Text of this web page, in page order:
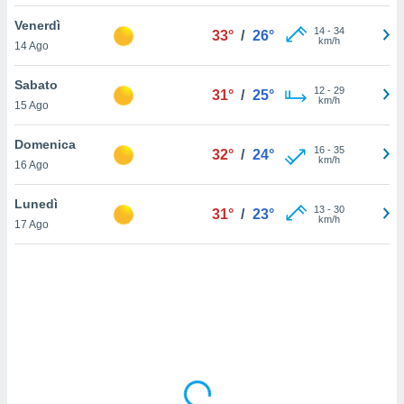
cookie
il tuo
in
a piè
del
Venerdì
14 Ago
33° / 26° 14- 34
km/h
Sabato
15 Ago
31° / 25° 12- 29
km/h
Domenica
16 Ago
32° / 24° 16- 35
km/h
Lunedì
17 Ago
31° / 23° 13- 30
km/h